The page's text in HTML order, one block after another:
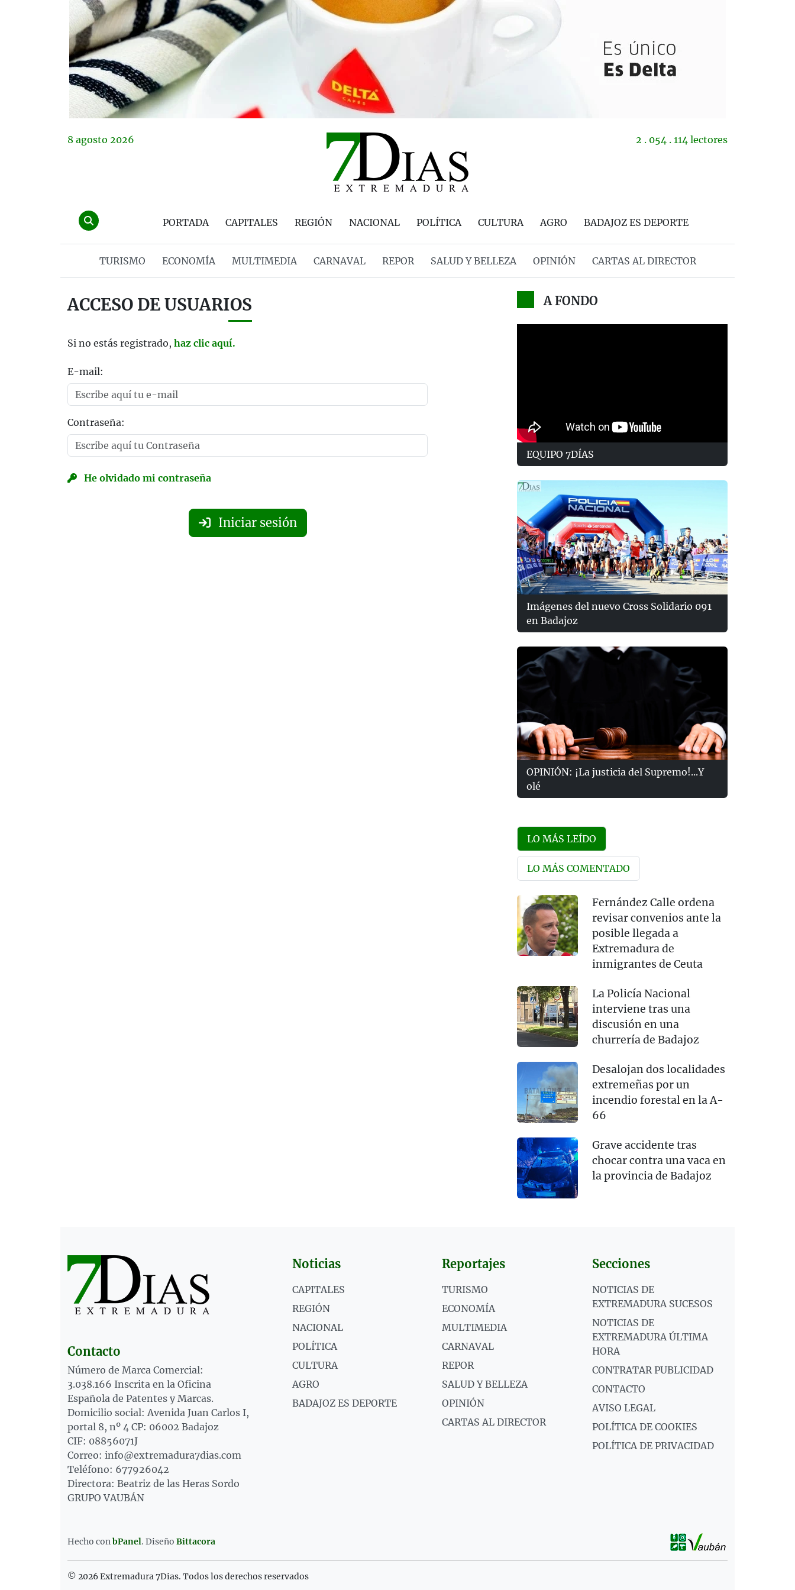
8 agosto 2026 2 . 054 . 114 lectores
PORTADA CAPITALES REGIÓN NACIONAL POLÍTICA CULTURA AGRO BADAJOZ ES DEPORTE
TURISMO ECONOMÍA MULTIMEDIA CARNAVAL REPOR SALUD Y BELLEZA OPINIÓN CARTAS AL DIRECTOR
ACCESO DE USUARIOS
Si no estás registrado, haz clic aquí.
E-mail:
Contraseña:
He olvidado mi contraseña
Iniciar sesión
A FONDO
EQUIPO 7DÍAS
Imágenes del nuevo Cross Solidario 091
en Badajoz
OPINIÓN: ¡La justicia del Supremo!...Y
olé
LO MÁS LEÍDO
LO MÁS COMENTADO
Fernández Calle ordena
revisar convenios ante la
posible llegada a
Extremadura de
inmigrantes de Ceuta
La Policía Nacional
interviene tras una
discusión en una
churrería de Badajoz
Desalojan dos localidades
extremeñas por un
incendio forestal en la A-
66
Grave accidente tras
chocar contra una vaca en
la provincia de Badajoz
Contacto
Número de Marca Comercial:
3.038.166 Inscrita en la Oficina
Española de Patentes y Marcas.
Domicilio social: Avenida Juan Carlos I,
portal 8, nº 4 CP: 06002 Badajoz
CIF: 08856071J
Correo: info@extremadura7dias.com
Teléfono: 677926042
Directora: Beatriz de las Heras Sordo
GRUPO VAUBÁN
Noticias
CAPITALES
REGIÓN
NACIONAL
POLÍTICA
CULTURA
AGRO
BADAJOZ ES DEPORTE
Reportajes
TURISMO
ECONOMÍA
MULTIMEDIA
CARNAVAL
REPOR
SALUD Y BELLEZA
OPINIÓN
CARTAS AL DIRECTOR
Secciones
NOTICIAS DE
EXTREMADURA SUCESOS
NOTICIAS DE
EXTREMADURA ÚLTIMA
HORA
CONTRATAR PUBLICIDAD
CONTACTO
AVISO LEGAL
POLÍTICA DE COOKIES
POLÍTICA DE PRIVACIDAD
Hecho conbPanel. Diseño Bittacora
© 2026 Extremadura 7Dias. Todos los derechos reservados